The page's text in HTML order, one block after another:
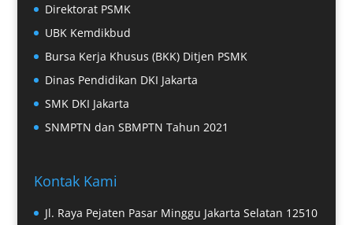
Direktorat PSMK
UBK Kemdikbud
Bursa Kerja Khusus (BKK) Ditjen PSMK
Dinas Pendidikan DKI Jakarta
SMK DKI Jakarta
SNMPTN dan SBMPTN Tahun 2021
Kontak Kami
Jl. Raya Pejaten Pasar Minggu Jakarta Selatan 12510